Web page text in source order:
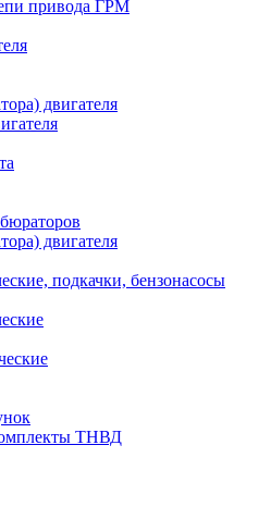
привода ГРМ
двигателя
двигателя
подкачки, бензонасосы
ТНВД